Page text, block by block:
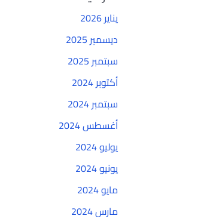
يناير 2026
ديسمبر 2025
سبتمبر 2025
أكتوبر 2024
سبتمبر 2024
أغسطس 2024
يوليو 2024
يونيو 2024
مايو 2024
مارس 2024